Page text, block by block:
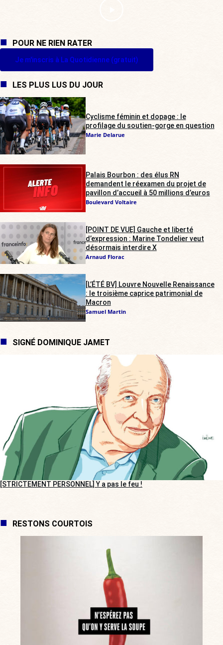
POUR NE RIEN RATER
Je m'inscris à La Quotidienne (gratuit)
LES PLUS LUS DU JOUR
Cyclisme féminin et dopage : le
profilage du soutien-gorge en question
Marie Delarue
Palais Bourbon : des élus RN
demandent le réexamen du projet de
pavillon d’accueil à 50 millions d’euros
Boulevard Voltaire
[POINT DE VUE] Gauche et liberté
d’expression : Marine Tondelier veut
désormais interdire X
Arnaud Florac
[L’ÉTÉ BV] Louvre Nouvelle Renaissance
: le troisième caprice patrimonial de
Macron
Samuel Martin
SIGNÉ DOMINIQUE JAMET
[STRICTEMENT PERSONNEL] Y a pas le feu !
RESTONS COURTOIS